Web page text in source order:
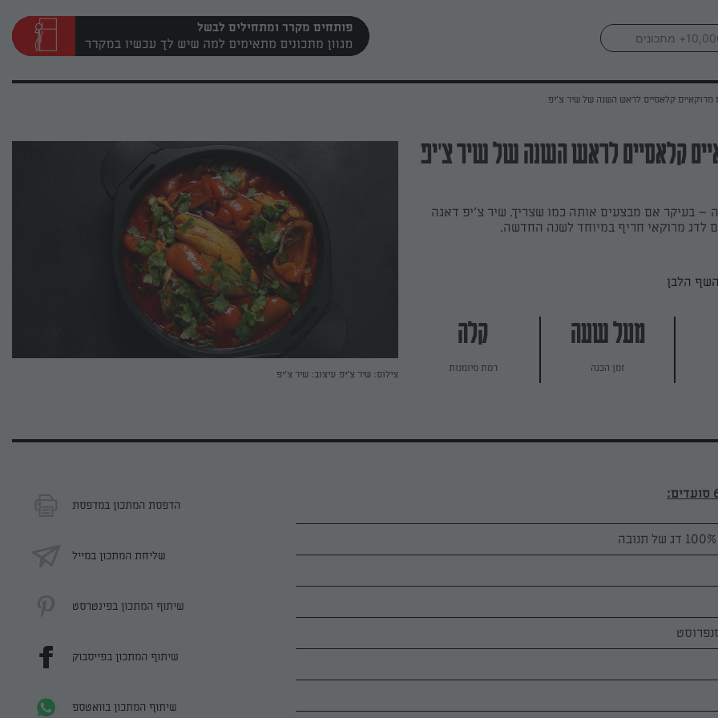
פותחים מקרר ומתחילים לבשל
מרוקאיים קלאסיים לראש השנה של שיר צ'יפ
קלאסיים לראש השנה של שיר צ'יפ
– בעיקר אם מבצעים אותה כמו שצריך. שיר צ'יפ דאגה
לדג מרוקאי חריף במיוחד לשנה החדשה.
הלבן
מעל שעה
זמן הכנה
קלה
רמת מיומנות
צילום: שיר צ'יפ עיצוב: שיר צ'יפ
הדפסת המתכון במדפסת
שליחת המתכון במייל
שיתוף המתכון בפינטרסט
שיתוף המתכון בפייסבוק
שיתוף המתכון בוואטספ